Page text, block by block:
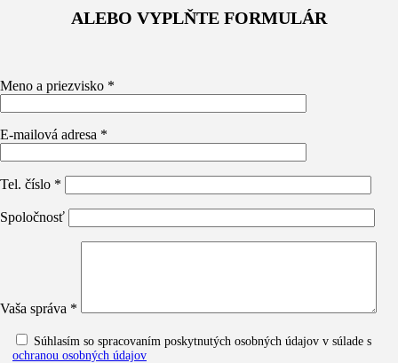
ALEBO VYPLŇTE FORMULÁR
Meno a priezvisko *
E-mailová adresa *
Tel. číslo *
Spoločnosť
Vaša správa *
Súhlasím so spracovaním poskytnutých osobných údajov v súlade s
ochranou osobných údajov